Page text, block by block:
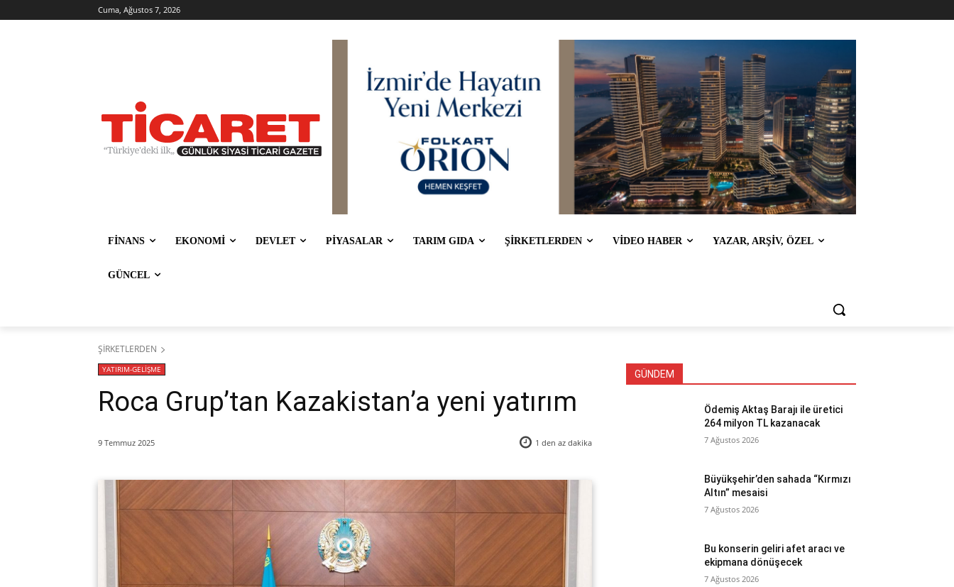
Cuma, Ağustos 7, 2026
FİNANS EKONOMİ DEVLET PİYASALAR TARIM GIDA ŞİRKETLERDEN VİDEO HABER YAZAR, ARŞİV, ÖZEL
GÜNCEL
ŞİRKETLERDEN
YATIRIM-GELİŞME
Roca Grup’tan Kazakistan’a yeni yatırım
9 Temmuz 2025 1 den az dakika
GÜNDEM
Ödemiş Aktaş Barajı ile üretici
264 milyon TL kazanacak
7 Ağustos 2026
Büyükşehir’den sahada “Kırmızı
Altın” mesaisi
7 Ağustos 2026
Bu konserin geliri afet aracı ve
ekipmana dönüşecek
7 Ağustos 2026